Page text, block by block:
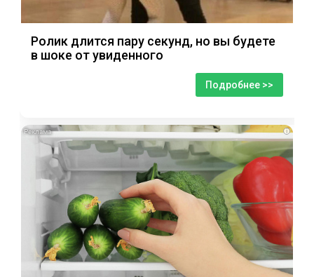
Ролик длится пару секунд, но вы будете
в шоке от увиденного
Подробнее >>
i